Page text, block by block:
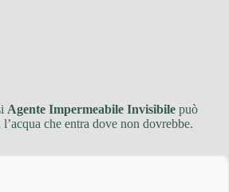
Agente Impermeabile Invisibile può
che entra dove non dovrebbe.